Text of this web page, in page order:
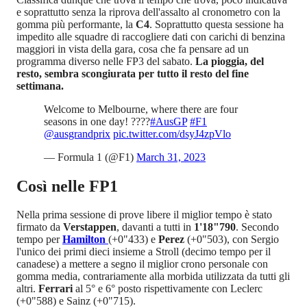
e soprattutto senza la riprova dell'assalto al cronometro con la
gomma più performante, la C4. Soprattutto questa sessione ha
impedito alle squadre di raccogliere dati con carichi di benzina
maggiori in vista della gara, cosa che fa pensare ad un
programma diverso nelle FP3 del sabato. La pioggia, del
resto, sembra scongiurata per tutto il resto del fine
settimana.
Welcome to Melbourne, where there are four
seasons in one day! ????#AusGP #F1
@ausgrandprix pic.twitter.com/dsyJ4zpVlo
— Formula 1 (@F1) March 31, 2023
Così nelle FP1
Nella prima sessione di prove libere il miglior tempo è stato
firmato da Verstappen, davanti a tutti in 1'18"790. Secondo
tempo perHamilton (+0"433) e Perez (+0"503), con Sergio
l'unico dei primi dieci insieme a Stroll (decimo tempo per il
canadese) a mettere a segno il miglior crono personale con
gomma media, contrariamente alla morbida utilizzata da tutti gli
altri. Ferrarial 5° e 6° posto rispettivamente con Leclerc
(+0"588) e Sainz (+0"715).